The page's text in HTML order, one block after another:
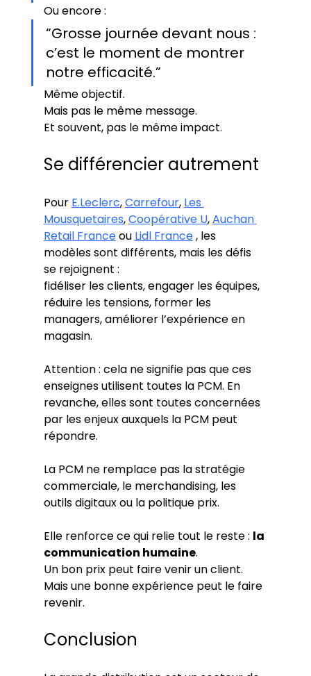
Ou encore :
“Grosse journée devant nous :
c’est le moment de montrer
notre efficacité.”
Même objectif.
Mais pas le même message.
Et souvent, pas le même impact.
Se différencier autrement
Pour E.Leclerc, Carrefour, Les
Mousquetaires, Coopérative U, Auchan
Retail France ou Lidl France , les
modèles sont différents, mais les défis
se rejoignent :
fidéliser les clients, engager les équipes,
réduire les tensions, former les
managers, améliorer l’expérience en
magasin.
Attention : cela ne signifie pas que ces
enseignes utilisent toutes la PCM. En
revanche, elles sont toutes concernées
par les enjeux auxquels la PCM peut
répondre.
La PCM ne remplace pas la stratégie
commerciale, le merchandising, les
outils digitaux ou la politique prix.
Elle renforce ce qui relie tout le reste : la
communication humaine.
Un bon prix peut faire venir un client.
Mais une bonne expérience peut le faire
revenir.
Conclusion